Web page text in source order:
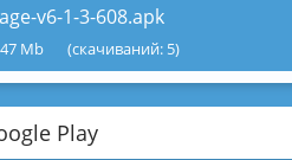
v6-1-3-608.apk
Mb (cкачиваний: 5)
Play